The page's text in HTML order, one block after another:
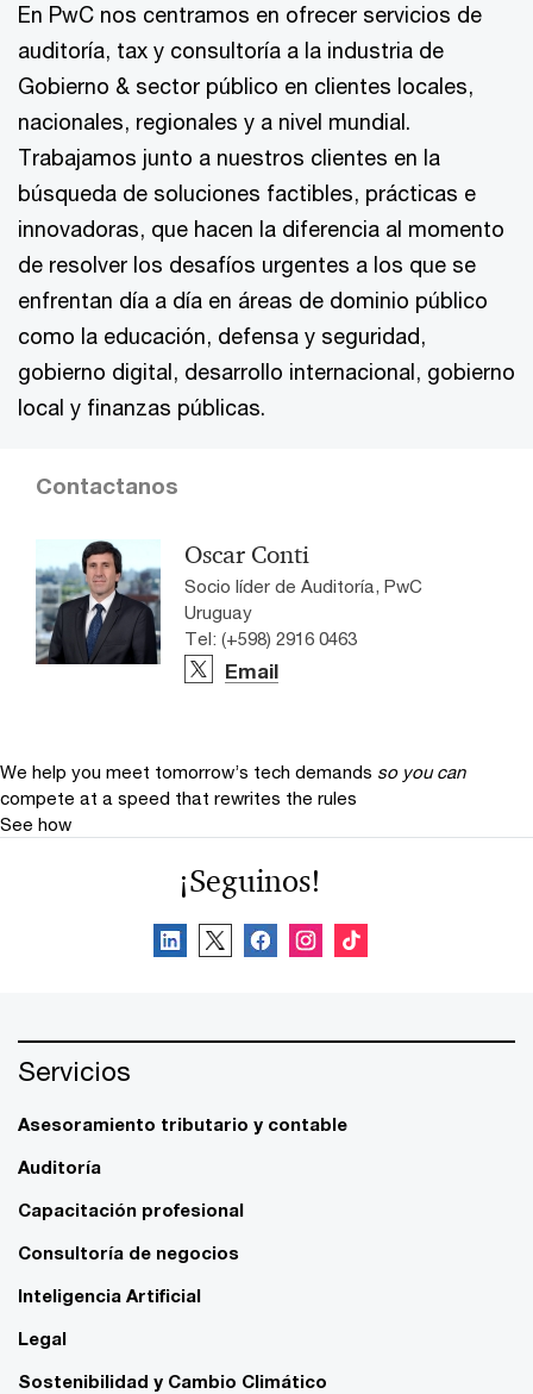
En PwC nos centramos en ofrecer servicios de
auditoría, tax y consultoría a la industria de
Gobierno & sector público en clientes locales,
nacionales, regionales y a nivel mundial.
Trabajamos junto a nuestros clientes en la
búsqueda de soluciones factibles, prácticas e
innovadoras, que hacen la diferencia al momento
de resolver los desafíos urgentes a los que se
enfrentan día a día en áreas de dominio público
como la educación, defensa y seguridad,
gobierno digital, desarrollo internacional, gobierno
local y finanzas públicas.
Contactanos
Oscar Conti
Socio líder de Auditoría, PwC
Uruguay
Tel: (+598) 2916 0463
Email
We help you meet tomorrow’s tech demands so you can
compete at a speed that rewrites the rules
See how
¡Seguinos!
Servicios
Asesoramiento tributario y contable
Auditoría
Capacitación profesional
Consultoría de negocios
Inteligencia Artificial
Legal
Sostenibilidad y Cambio Climático